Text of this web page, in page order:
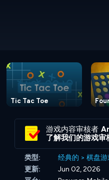
Tic Tac Toe
游戏内容审核者
了解我们的游戏审
类型: 经典的 > 棋盘游
更新:
Jun 02, 2026